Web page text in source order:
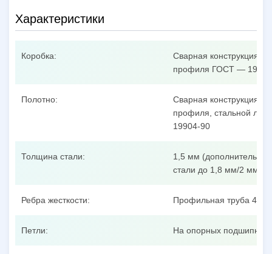
Характеристики
Коробка:
Сварная конструкция из
профиля ГОСТ —
Полотно:
Сварная конструкция из
профиля, стальной
19904-90
Толщина стали:
1,5 мм
стали до 1,8 мм/2 мм/3
Ребра жесткости: Профильная труба
Петли: На опорных